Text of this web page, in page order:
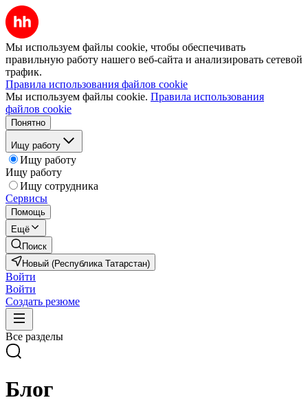
Мы используем файлы cookie, чтобы обеспечивать
правильную работу нашего веб-сайта и анализировать сетевой
трафик.
Правила использования файлов cookie
Мы используем файлы cookie. Правила использования
файлов cookie
Понятно
Ищу работу
Ищу работу
Ищу работу
Ищу сотрудника
Сервисы
Помощь
Ещё
Поиск
Новый (Республика Татарстан)
Войти
Войти
Создать резюме
Все разделы
Блог